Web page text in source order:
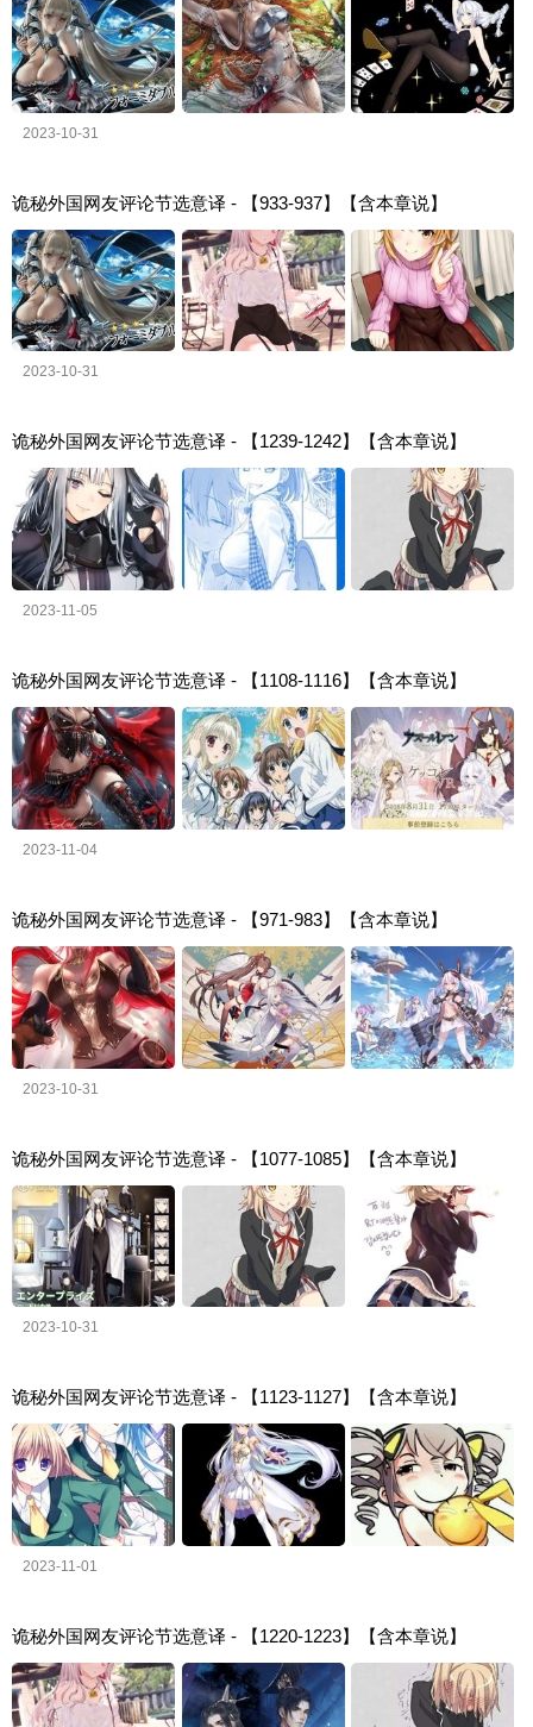
2023-10-31
诡秘外国网友评论节选意译 - 【933-937】【含本章说】
2023-10-31
诡秘外国网友评论节选意译 - 【1239-1242】【含本章说】
2023-11-05
诡秘外国网友评论节选意译 - 【1108-1116】【含本章说】
2023-11-04
诡秘外国网友评论节选意译 - 【971-983】【含本章说】
2023-10-31
诡秘外国网友评论节选意译 - 【1077-1085】【含本章说】
2023-10-31
诡秘外国网友评论节选意译 - 【1123-1127】【含本章说】
2023-11-01
诡秘外国网友评论节选意译 - 【1220-1223】【含本章说】